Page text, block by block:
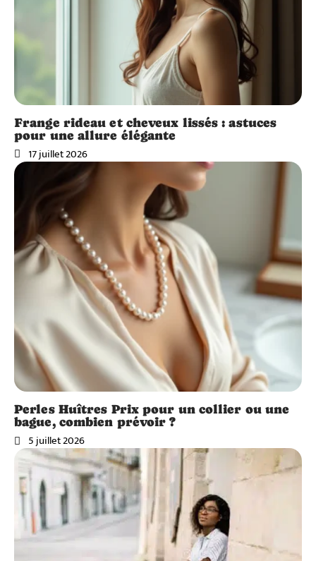
Frange rideau et cheveux lissés : astuces
pour une allure élégante
17 juillet 2026
Perles Huîtres Prix pour un collier ou une
bague, combien prévoir ?
5 juillet 2026